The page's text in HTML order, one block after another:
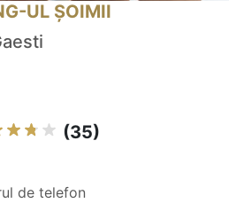
UL ȘOIMII
(35)
de telefon